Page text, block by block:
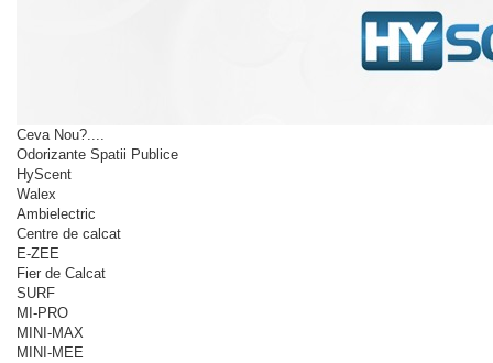
Ceva Nou?....
Odorizante Spatii Publice
HyScent
Walex
Ambielectric
Centre de calcat
E-ZEE
Fier de Calcat
SURF
MI-PRO
MINI-MAX
MINI-MEE